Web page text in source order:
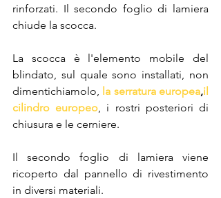
rinforzati. Il secondo foglio di lamiera
chiude la scocca.
La scocca è
l'elemento mobile del
blindato, sul quale sono installati, non
dimentichiamolo, la serratura europea,il
cilindro europeo, i rostri posteriori di
chiusura e le cerniere.
Il secondo foglio di lamiera viene
ricoperto dal pannello di rivestimento
in diversi materiali.